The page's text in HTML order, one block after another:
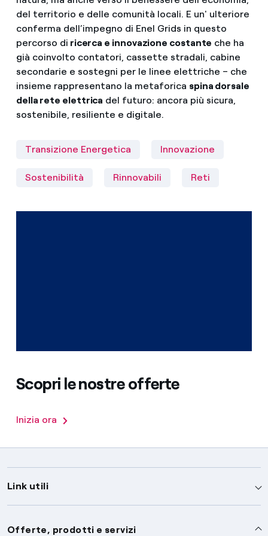
del territorio e delle comunità locali. E un' ulteriore
conferma dell’impegno di Enel Grids in questo
percorso di ricerca e innovazione costante che ha
già coinvolto contatori, cassette stradali, cabine
secondarie e sostegni per le linee elettriche – che
insieme rappresentano la metaforica spina dorsale
della rete elettrica del futuro: ancora più sicura,
sostenibile, resiliente e digitale.
Transizione Energetica Innovazione
Sostenibilità Rinnovabili Reti
Scopri le nostre offerte
Inizia ora
Link utili
Assistenza
Offerte, prodotti e servizi